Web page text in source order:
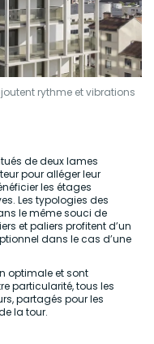
rythme et vibrations
de deux lames
pour alléger leur
les étages
Les typologies des
le même souci de
et paliers profitent d’un
dans le cas d’une
optimale et sont
particularité, tous les
partagés pour les
la tour.